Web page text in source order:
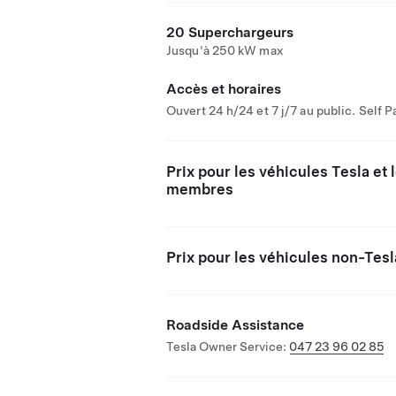
20 Superchargeurs
Jusqu'à 250 kW max
Accès et horaires
Ouvert 24 h/24 et 7 j/7 au public. Self
Prix pour les véhicules Tesla et
membres
Prix pour les véhicules non-
Roadside Assistance
Tesla Owner Service: 047 23 96 02 85